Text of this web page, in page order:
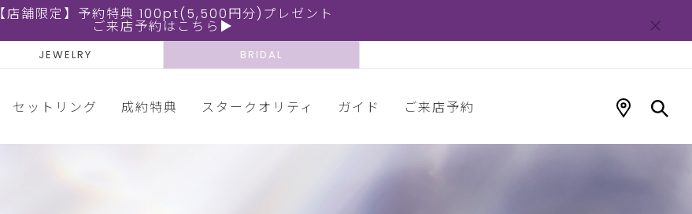
【店舗限定】予約特典 100pt(5,500円分)プレゼント
ご来店予約はこちら▶
JEWELRY BRIDAL
セットリング 成約特典 スタークオリティ ガイド ご来店予約